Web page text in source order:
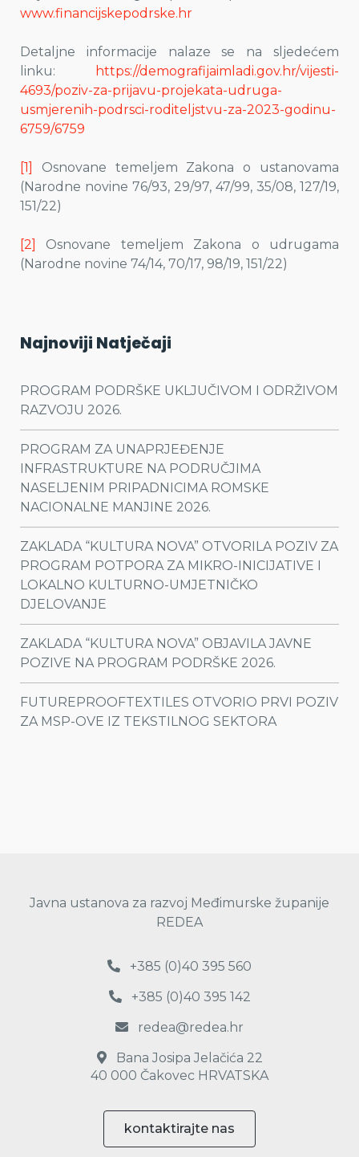
www.financijskepodrske.hr
Detaljne informacije nalaze se na sljedećem
linku:
https://demografijaimladi.gov.hr/vijesti-
4693/poziv-za-prijavu-projekata-udruga-
usmjerenih-podrsci-roditeljstvu-za-2023-godinu-
6759/6759
[1]
Osnovane temeljem Zakona o ustanovama
(Narodne novine 76/93, 29/97, 47/99, 35/08, 127/19,
151/22)
[2]
Osnovane temeljem Zakona o udrugama
(Narodne novine 74/14, 70/17, 98/19, 151/22)
Najnoviji Natječaji
PROGRAM PODRŠKE UKLJUČIVOM I ODRŽIVOM
RAZVOJU 2026.
PROGRAM ZA UNAPRJEĐENJE
INFRASTRUKTURE NA PODRUČJIMA
NASELJENIM PRIPADNICIMA ROMSKE
NACIONALNE MANJINE 2026.
ZAKLADA “KULTURA NOVA” OTVORILA POZIV ZA
PROGRAM POTPORA ZA MIKRO-INICIJATIVE I
LOKALNO KULTURNO-UMJETNIČKO
DJELOVANJE
ZAKLADA “KULTURA NOVA” OBJAVILA JAVNE
POZIVE NA PROGRAM PODRŠKE 2026.
FUTUREPROOFTEXTILES OTVORIO PRVI POZIV
ZA MSP-OVE IZ TEKSTILNOG SEKTORA
Javna ustanova za razvoj Međimurske županije
REDEA
+385 (0)40 395 560
+385 (0)40 395 142
redea@redea.hr
Bana Josipa Jelačića 22
40 000 Čakovec HRVATSKA
kontaktirajte nas